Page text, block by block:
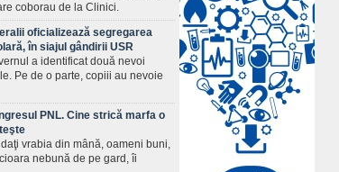
coborau de la Clinici.
oficializează segregarea
în siajul gândirii USR
a identificat două nevoi
Pe de o parte, copiii au nevoie
PNL. Cine strică marfa o
daţi vrabia din mână, oameni buni,
nebună de pe gard, îi